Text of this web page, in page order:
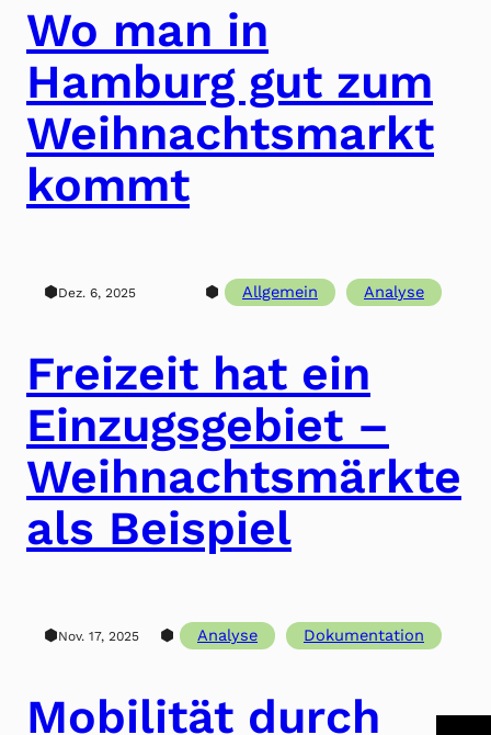
Wo man in
Hamburg gut zum
Weihnachtsmarkt
kommt
⬢Dez. 6, 2025 ⬢ Allgemein Analyse
Freizeit hat ein
Einzugsgebiet –
Weihnachtsmärkte
als Beispiel
⬢Nov. 17, 2025 ⬢ Analyse Dokumentation
Mobilität durch